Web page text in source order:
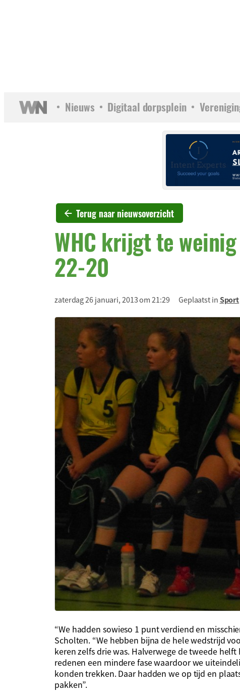
Nieuws Digitaal dorpsplein
Terug naar nieuwsoverzicht
WHC krijgt te
22-20
zaterdag 26 januari, 2013 om 21:29 Geplaatst inSport
“We hadden sowieso 1 punt verdiend en
Scholten. “We hebben bijna de hele wedstrijd
keren zelfs drie was. Halverwege de tweede
redenen een mindere fase waardoor we
konden trekken. Daar hadden we op tijd en
pakken”.